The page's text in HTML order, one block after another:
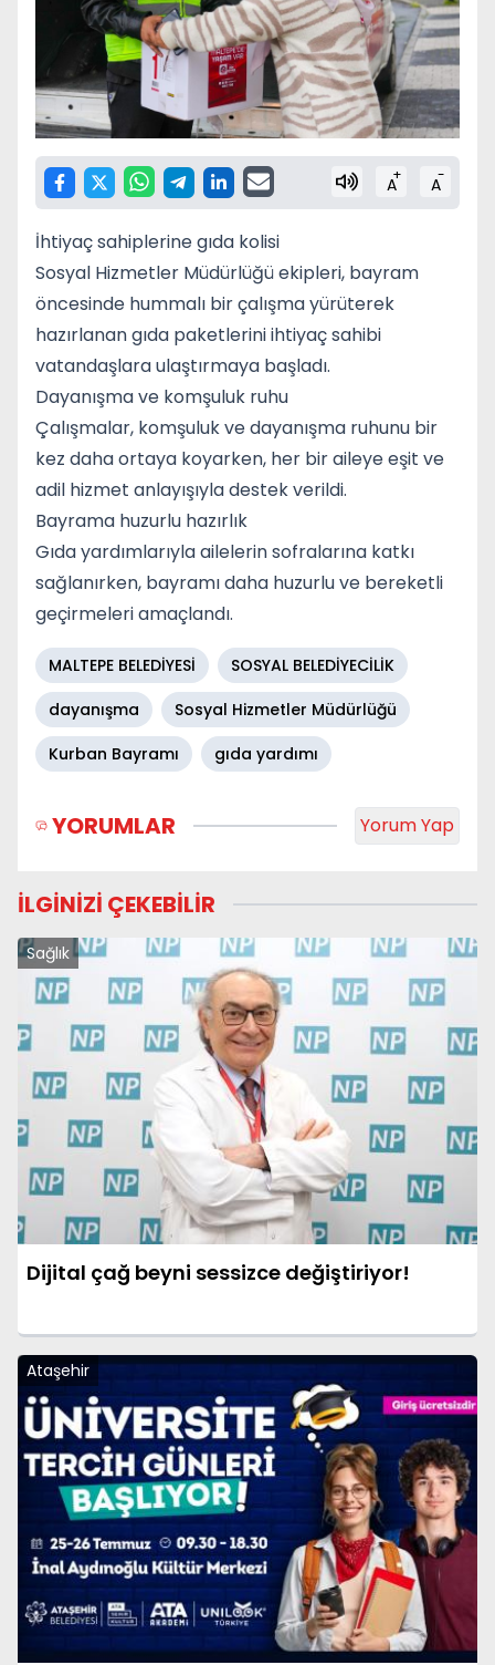
A+ A-
İhtiyaç sahiplerine gıda kolisi
Sosyal Hizmetler Müdürlüğü ekipleri, bayram
öncesinde hummalı bir çalışma yürüterek
hazırlanan gıda paketlerini ihtiyaç sahibi
vatandaşlara ulaştırmaya başladı.
Dayanışma ve komşuluk ruhu
Çalışmalar, komşuluk ve dayanışma ruhunu bir
kez daha ortaya koyarken, her bir aileye eşit ve
adil hizmet anlayışıyla destek verildi.
Bayrama huzurlu hazırlık
Gıda yardımlarıyla ailelerin sofralarına katkı
sağlanırken, bayramı daha huzurlu ve bereketli
geçirmeleri amaçlandı.
MALTEPE BELEDİYESİ
SOSYAL BELEDİYECİLİK
dayanışma
Sosyal Hizmetler Müdürlüğü
Kurban Bayramı
gıda yardımı
YORUMLAR Yorum Yap
İLGİNİZİ ÇEKEBİLİR
Sağlık
Dijital çağ beyni sessizce değiştiriyor!
Ataşehir